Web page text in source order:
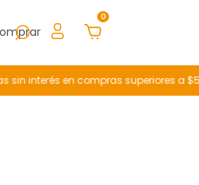
0
sin interés en compras superiores a